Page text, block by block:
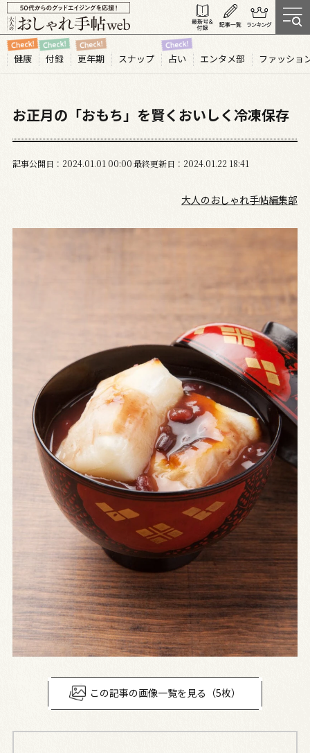
健康 付録 更年期 スナップ 占い エンタメ部 ファッショ
お正月の「おもち」を賢くおいしく冷凍保存
記事公開日 2024.01 01 00:00最終更新日 2024.01.22 18:41
大人のおしゃれ手帖編集部
この記事の画像一覧を見る（5枚）